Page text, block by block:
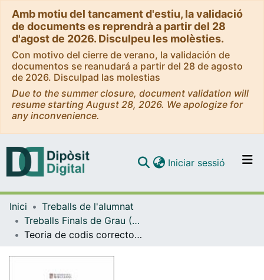
Amb motiu del tancament d'estiu, la validació
de documents es reprendrà a partir del 28
d'agost de 2026. Disculpeu les molèsties.
Con motivo del cierre de verano, la validación de
documentos se reanudará a partir del 28 de agosto
de 2026. Disculpad las molestias
Due to the summer closure, document validation will
resume starting August 28, 2026. We apologize for
any inconvenience.
Navega per tot el DD
Com publicar
Iniciar sessió (current)
Inici
Treballs de l'alumnat
Treballs Finals de Grau (TFG) - Matemàtiques
Teoria de codis correctors d'errors